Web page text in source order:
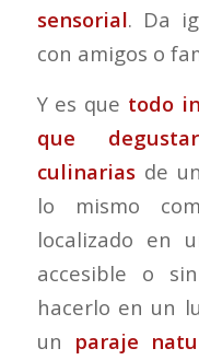
sensorial. Da
con amigos o
Y es que todo
que
culinariasde
lo mismo
localizado en
accesible o
hacerlo en un
un paraje